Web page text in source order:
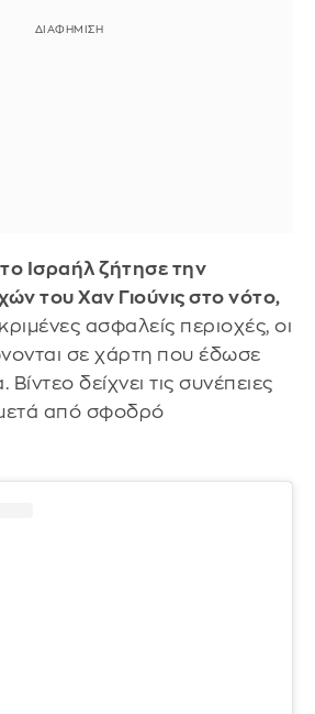
το Ισραήλ ζήτησε την
του Χαν Γιούνις στο νότο,
ασφαλείς περιοχές, οι
σε χάρτη που έδωσε
δείχνει τις συνέπειες
μετά από σφοδρό